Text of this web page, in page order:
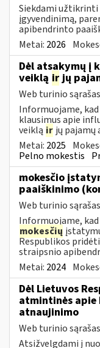
Siekdami užtikrinti
įgyvendinimą,
apibendrinto
Metai: 2026
Dėl atsakymų į
veiklą irjų
Web turinio sąrašas
Informuojame,
klausimus apie
veiklą ir jų pajamų
Metai: 2025
Pelno mokestis
mokesčio
paaiškinimo
Web turinio sąrašas
Informuojame,
mokesčių
Respublikos
straipsnio
Metai: 2024
Dėl Lietuvos
atmintinės apie
atnaujinimo
Web turinio sąrašas
Atsižvelgdami į